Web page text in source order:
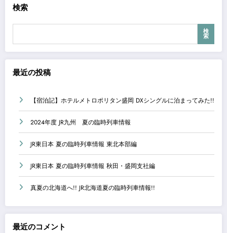
検索
検
索
最近の投稿
【宿泊記】ホテルメトロポリタン盛岡 DXシングルに泊まってみた!!
2024年度 JR九州 夏の臨時列車情報
JR東日本 夏の臨時列車情報 東北本部編
JR東日本 夏の臨時列車情報 秋田・盛岡支社編
真夏の北海道へ!! JR北海道夏の臨時列車情報!!
最近のコメント